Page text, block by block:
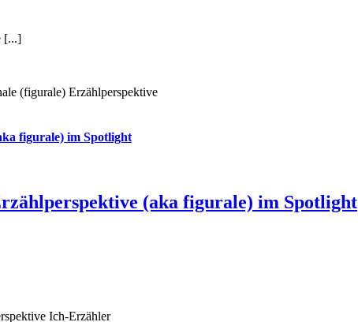
[...]
figurale) im Spotlight
(aka figurale) im Spotlight